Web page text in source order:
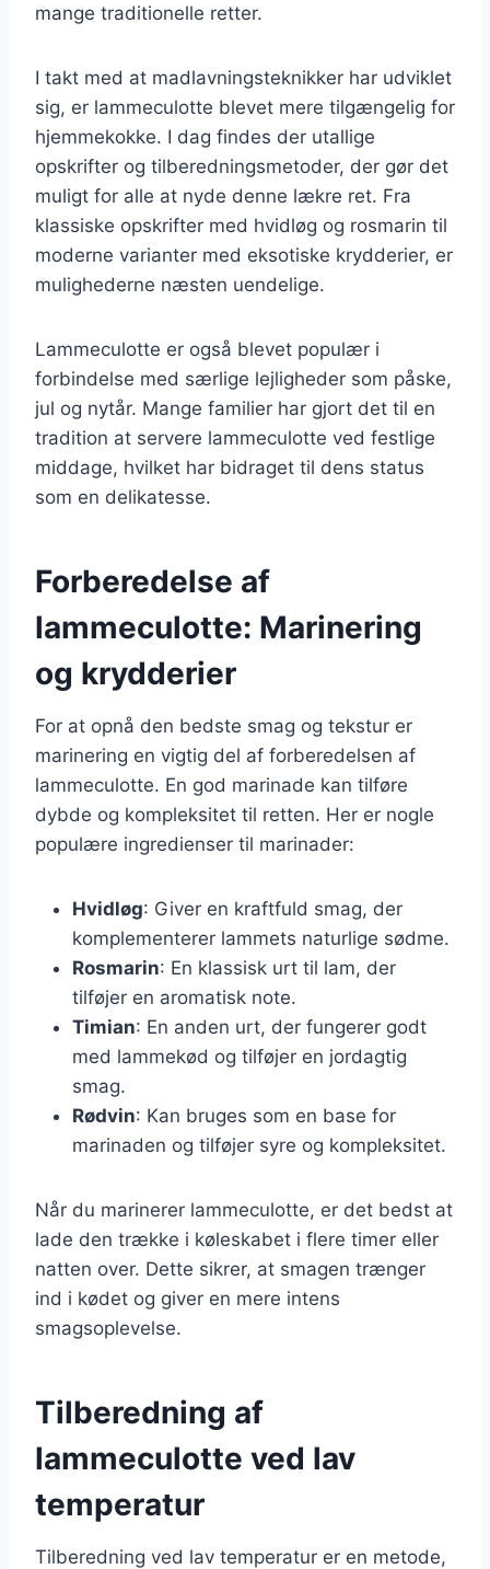
mange traditionelle retter.
I takt med at madlavningsteknikker har udviklet
sig, er lammeculotte blevet mere tilgængelig for
hjemmekokke. I dag findes der utallige
opskrifter og tilberedningsmetoder, der gør det
muligt for alle at nyde denne lækre ret. Fra
klassiske opskrifter med hvidløg og rosmarin til
moderne varianter med eksotiske krydderier, er
mulighederne næsten uendelige.
Lammeculotte er også blevet populær i
forbindelse med særlige lejligheder som påske,
jul og nytår. Mange familier har gjort det til en
tradition at servere lammeculotte ved festlige
middage, hvilket har bidraget til dens status
som en delikatesse.
Forberedelse af
lammeculotte: Marinering
og krydderier
For at opnå den bedste smag og tekstur er
marinering en vigtig del af forberedelsen af
lammeculotte. En god marinade kan tilføre
dybde og kompleksitet til retten. Her er nogle
populære ingredienser til marinader:
Hvidløg: Giver en kraftfuld smag, der
komplementerer lammets naturlige sødme.
Rosmarin: En klassisk urt til lam, der
tilføjer en aromatisk note.
Timian: En anden urt, der fungerer godt
med lammekød og tilføjer en jordagtig
smag.
Rødvin: Kan bruges som en base for
marinaden og tilføjer syre og kompleksitet.
Når du marinerer lammeculotte, er det bedst at
lade den trække i køleskabet i flere timer eller
natten over. Dette sikrer, at smagen trænger
ind i kødet og giver en mere intens
smagsoplevelse.
Tilberedning af
lammeculotte ved lav
temperatur
Tilberedning ved lav temperatur er en metode,